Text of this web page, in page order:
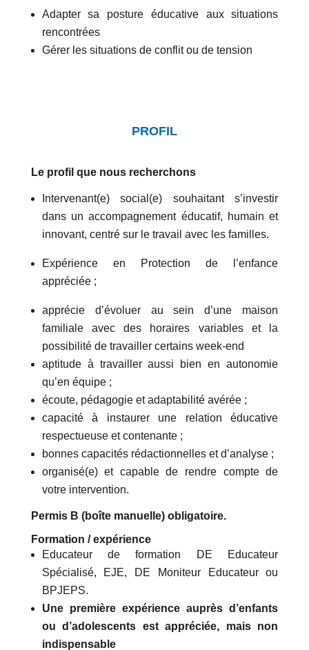
Adapter sa posture éducative aux situations
rencontrées
Gérer les situations de conflit ou de tension
PROFIL
Le profil que nous recherchons
Intervenant(e) social(e) souhaitant s’investir
dans un accompagnement éducatif, humain et
innovant, centré sur le travail avec les familles.
Expérience en Protection de l’enfance
appréciée ;
apprécie d’évoluer au sein d’une maison
familiale avec des horaires variables et la
possibilité de travailler certains week-end
aptitude à travailler aussi bien en autonomie
qu’en équipe ;
écoute, pédagogie et adaptabilité avérée ;
capacité à instaurer une relation éducative
respectueuse et contenante ;
bonnes capacités rédactionnelles et d’analyse ;
organisé(e) et capable de rendre compte de
votre intervention.
Permis B (boîte manuelle) obligatoire.
Formation / expérience
Educateur de formation DE Educateur
Spécialisé, EJE, DE Moniteur Educateur ou
BPJEPS.
Une première expérience auprès d’enfants
ou d’adolescents est appréciée, mais non
indispensable